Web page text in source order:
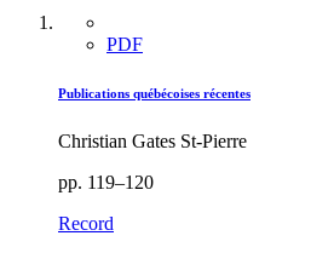
PDF
Publications québécoises récentes
Christian Gates St-Pierre
pp. 119–120
Record